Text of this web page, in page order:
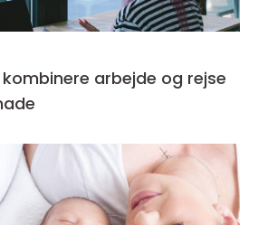
arbejde og rejse